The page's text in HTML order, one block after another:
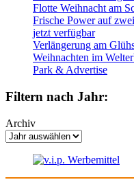
Flotte Weihnacht am
Frische Power auf
jetzt verfügbar
Verlängerung am
Weihnachten im
Park & Advertise
Filtern nach Jahr:
Archiv